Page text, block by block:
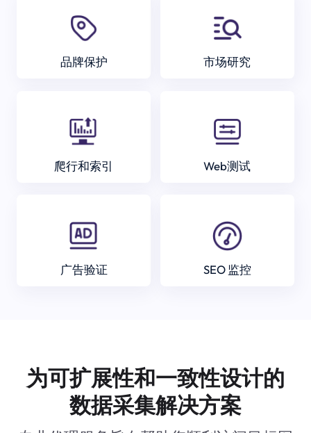
品牌保护 市场研究
爬行和索引 Web测试
广告验证 SEO 监控
为可扩展性和一致性设计的
数据采集解决方案